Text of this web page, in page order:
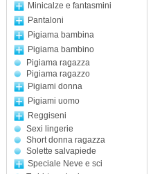
Minicalze e fantasmini
Pantaloni
Pigiama bambina
Pigiama bambino
Pigiama ragazza
Pigiama ragazzo
Pigiami donna
Pigiami uomo
Reggiseni
Sexi lingerie
Short donna ragazza
Solette salvapiede
Speciale Neve e sci